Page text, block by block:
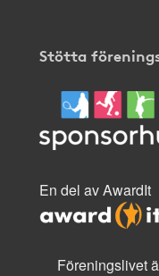
Stötta
En del av AwardIt
Föreningslivet